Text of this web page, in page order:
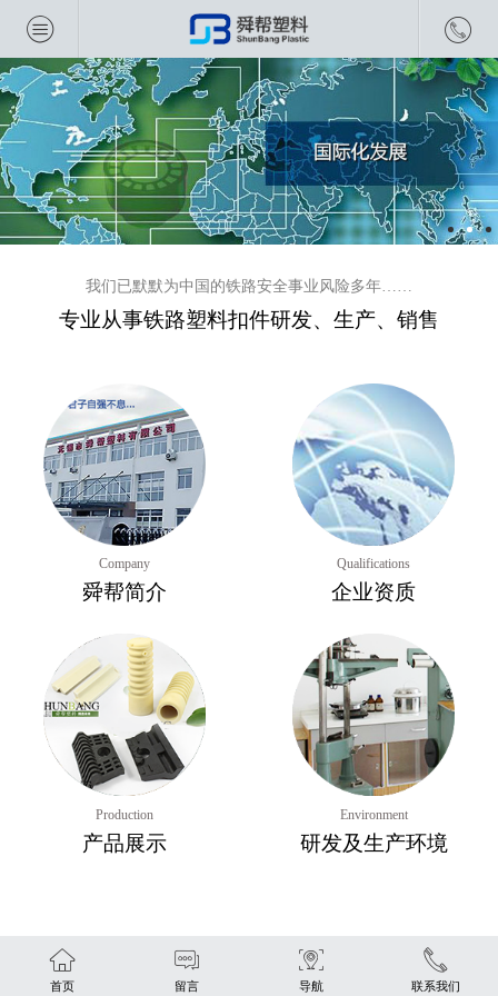
我们已默默为中国的铁路安全事业风险多年……
专业从事铁路塑料扣件研发、生产、销售
Company
舜帮简介
Qualifications
企业资质
Production
产品展示
Environment
研发及生产环境
首页 留言 导航 联系我们